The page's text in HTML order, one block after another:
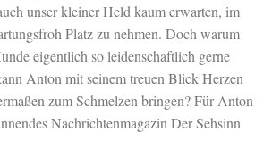
unser kleiner Held kaum erwarten, im
Platz zu nehmen. Doch warum
eigentlich so leidenschaftlich gerne
Anton mit seinem treuen Blick Herzen
zum Schmelzen bringen? Für Anton
Nachrichtenmagazin Der Sehsinn